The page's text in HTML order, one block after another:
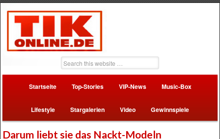
Startseite Top-Stories VIP-News Music-Box
Lifestyle Stargalerien Video Gewinnspiele
Darum liebt sie das Nackt-Modeln